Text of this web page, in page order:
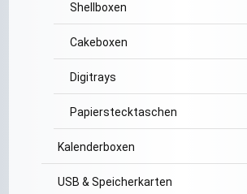
Shellboxen
Cakeboxen
Digitrays
Papierstecktaschen
Kalenderboxen
USB & Speicherkarten